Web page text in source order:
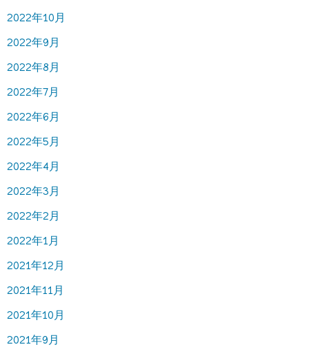
2022年10月
2022年9月
2022年8月
2022年7月
2022年6月
2022年5月
2022年4月
2022年3月
2022年2月
2022年1月
2021年12月
2021年11月
2021年10月
2021年9月